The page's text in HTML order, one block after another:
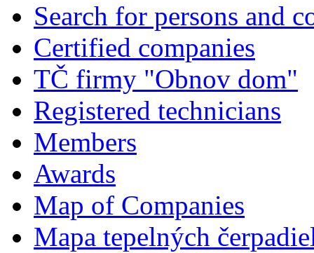
Search for persons and
Certified companies
TČ firmy "Obnov dom"
Registered technicians
Members
Awards
Map of Companies
Mapa tepelných